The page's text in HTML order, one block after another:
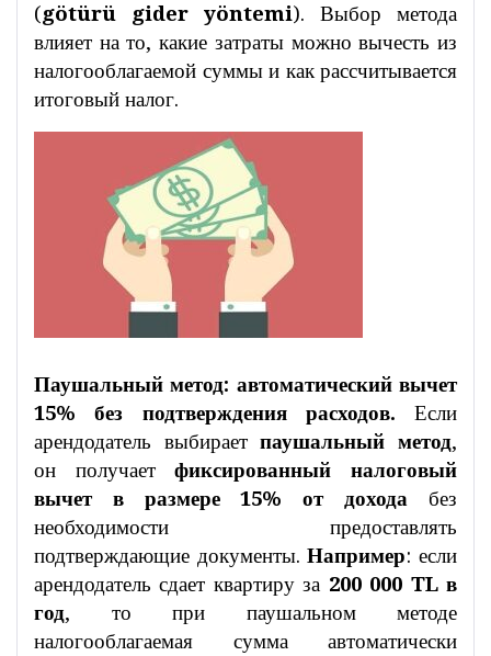
(götürü gider yöntemi). Выбор метода
влияет на то, какие затраты можно вычесть из
налогооблагаемой суммы и как рассчитывается
итоговый налог.
Паушальный метод: автоматический вычет
15% без подтверждения расходов. Если
арендодатель выбираетпаушальный метод,
он получаетфиксированный налоговый
вычет в размере 15% от дохода без
необходимости предоставлять
подтверждающие документы.Например: если
арендодатель сдает квартиру за 200 000 TL в
год, то при паушальном методе
налогооблагаемая сумма автоматически